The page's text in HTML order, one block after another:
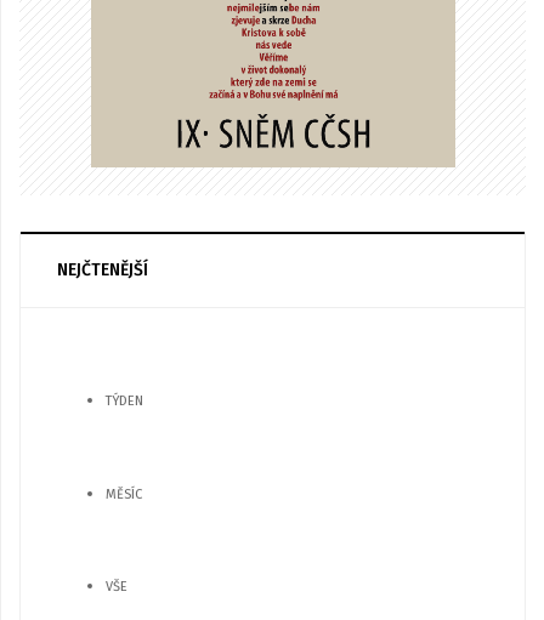
NEJČTENĚJŠÍ
TÝDEN
MĚSÍC
VŠE